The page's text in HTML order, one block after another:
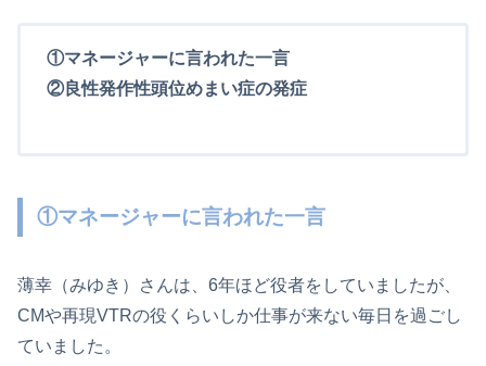
①マネージャーに言われた一言
②良性発作性頭位めまい症の発症
①マネージャーに言われた一言
薄幸（みゆき）さんは、6年ほど役者をしていましたが、
CMや再現VTRの役くらいしか仕事が来ない毎日を過ごし
ていました。